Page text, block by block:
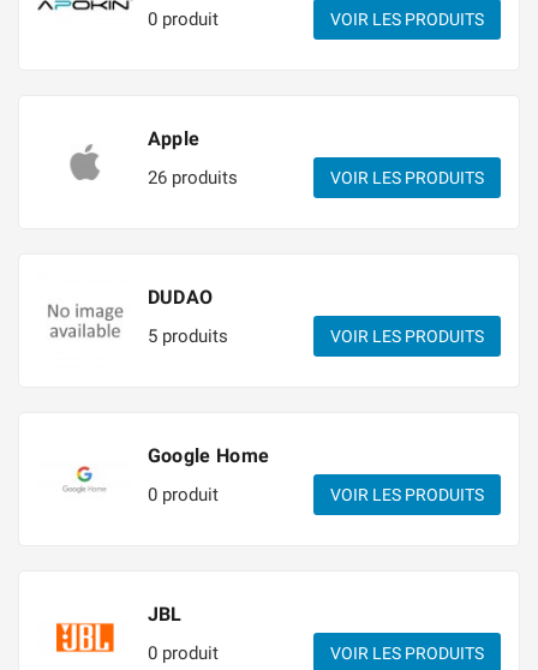
0 produit VOIR LES PRODUITS
Apple
26 produits VOIR LES PRODUITS
DUDAO
5 produits VOIR LES PRODUITS
Google Home
0 produit VOIR LES PRODUITS
JBL
0 produit VOIR LES PRODUITS